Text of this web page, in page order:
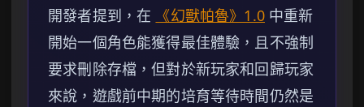
開發者提到，在
《幻獸帕魯》1.0中重新
開始一個角色能獲得最佳體驗，且不強制
要求刪除存檔，但對於新玩家和回歸玩家
來說，遊戲前中期的培育等待時間仍然是